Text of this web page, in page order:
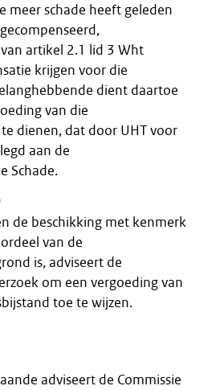
meer schade heeft geleden
artikel 2.1 lid 3 Wht
krijgen voor die
dient daartoe
van die
dienen, dat door UHT voor
aan de
Schade.
de beschikking met kenmerk
van de
is, adviseert de
om een vergoeding van
toe te wijzen.
adviseert de Commissie